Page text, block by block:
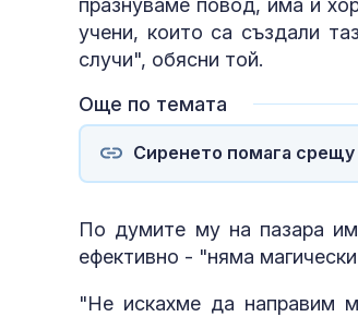
празнуваме повод, има и
учени, които са създали
случи", обясни той.
Още по темата
Сиренето помага
По думите му на пазара
ефективно - "няма
"Не искахме да направим